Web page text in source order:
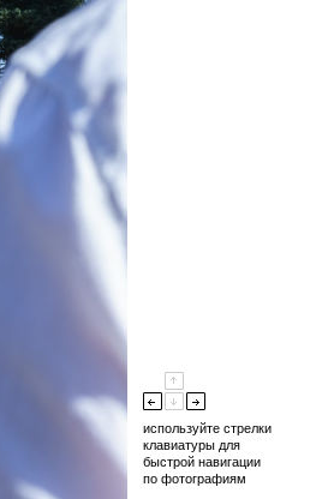
используйте стрелки
клавиатуры для
быстрой навигации
по фотографиям